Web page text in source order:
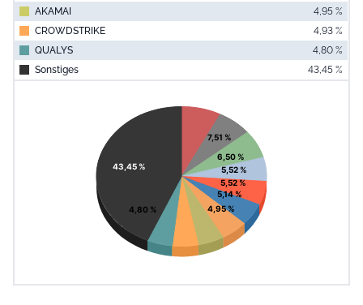
AKAMAI
4,95 %
CROWDSTRIKE
4,93 %
QUALYS
4,80 %
Sonstiges
43,45 %
Pie chart with 11 slices.
View as data table, Chart
7,51 %
6,50 %
5,52 %
5,52 %
5,14 %
4,95 %
4,80 %
43,45 %